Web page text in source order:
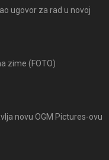
ugovor za rad u novoj
zime (FOTO)
novu OGM Pictures-ovu